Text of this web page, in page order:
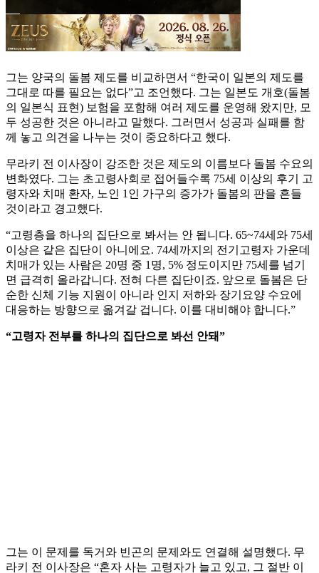
그는 양국의 돌봄 제도를 비교하면서 “한국이 일본의 제도를
그대로 따를 필요는 없다”고 조언했다. 그는 일본도 개호(돌봄
의 일본식 표현) 보험을 포함해 여러 제도를 운영해 왔지만, 모
두 성공한 것은 아니라고 말했다. 그러면서 성공과 실패를 함
께 놓고 의견을 나누는 것이 중요하다고 했다.
무라키 전 이사장이 강조한 것은 제도의 이름보다 돌봄 수요의
변화였다. 그는 초고령사회로 접어들수록 75세 이상의 후기 고
령자와 치매 환자, 노인 1인 가구의 증가가 돌봄의 판을 흔들
것이라고 경고했다.
“고령층을 하나의 집단으로 봐서는 안 됩니다. 65~74세와 75세
이상은 같은 집단이 아니에요. 74세까지의 전기고령자 가운데
치매가 있는 사람은 20명 중 1명, 5% 정도이지만 75세를 넘기
면 급격히 올라갑니다. 전혀 다른 집단이죠. 앞으로 돌봄은 단
순한 신체 기능 지원이 아니라 인지 저하와 장기요양 수요에
대응하는 방향으로 옮겨갈 겁니다. 이를 대비해야 합니다.”
“고령자 전부를 하나의 집단으로 봐선 안돼”
그는 이 문제를 독거와 빈곤의 문제와도 연결해 설명했다. 무
라키 전 이사장은 “혼자 사는 고령자가 늘고 있고, 그 절반 이